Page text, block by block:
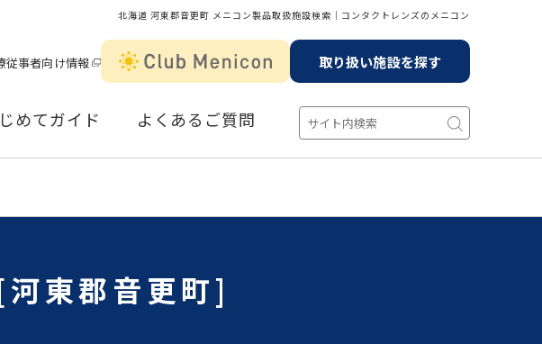
北海道 河東郡音更町 メニコン製品取扱施設検索│コンタクトレンズのメニコン
従事者向け情報 取り扱い施設を探す
めてガイド よくあるご質問
東郡音更町]